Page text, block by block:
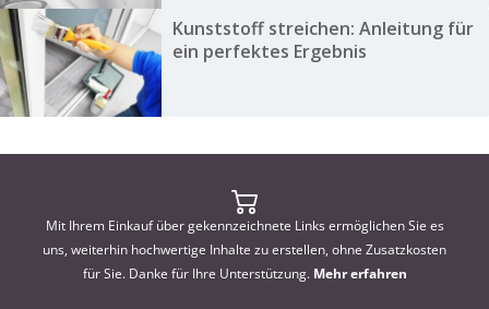
Kunststoff streichen: Anleitung für
ein perfektes Ergebnis
Mit Ihrem Einkauf über gekennzeichnete Links ermöglichen Sie es
uns, weiterhin hochwertige Inhalte zu erstellen, ohne Zusatzkosten
für Sie. Danke für Ihre Unterstützung. Mehr erfahren